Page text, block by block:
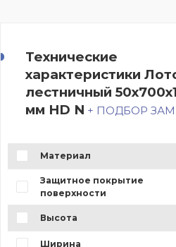
Технические
характеристики
лестничный
мм HD N + ПОДБОР
Материал
Защитное покрытие
поверхности
Высота
Ширина